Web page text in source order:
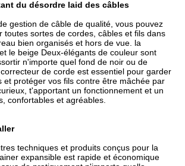
du désordre laid des câbles
gestion de câble de qualité, vous pouvez
toutes sortes de cordes, câbles et fils dans
bien organisés et hors de vue. la
le beige Deux-élégants de couleur sont
n'importe quel fond de noir ou de
de corde est essentiel pour garder
et protéger vos fils contre être mâchée par
t'apportant un fonctionnement et un
confortables et agréables.
techniques et produits conçus pour la
expansible est rapide et économique